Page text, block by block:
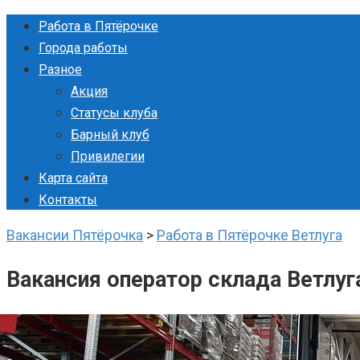
Перейти
контенту
Работа в Пятёрочке
Города работы
Разное
Акция
Статусы клуба
Барный клуб
Привилегии
Карта сайта
Контакты
Вакансии Пятёрочка > Работа в Пятёрочке Ветлуга
Вакансия оператор склада